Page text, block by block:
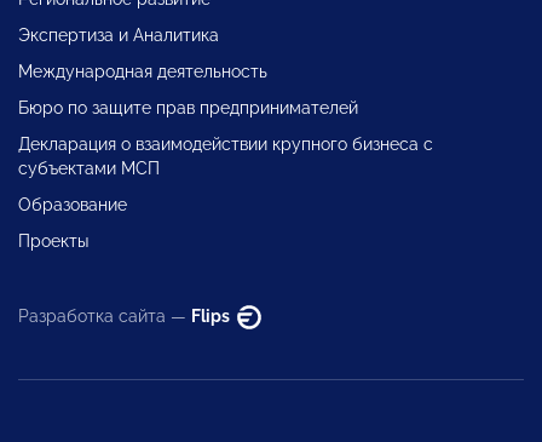
Экспертиза и Аналитика
Международная деятельность
Бюро по защите прав предпринимателей
Декларация о взаимодействии крупного бизнеса с
субъектами МСП
Образование
Проекты
Разработка сайта — Flips